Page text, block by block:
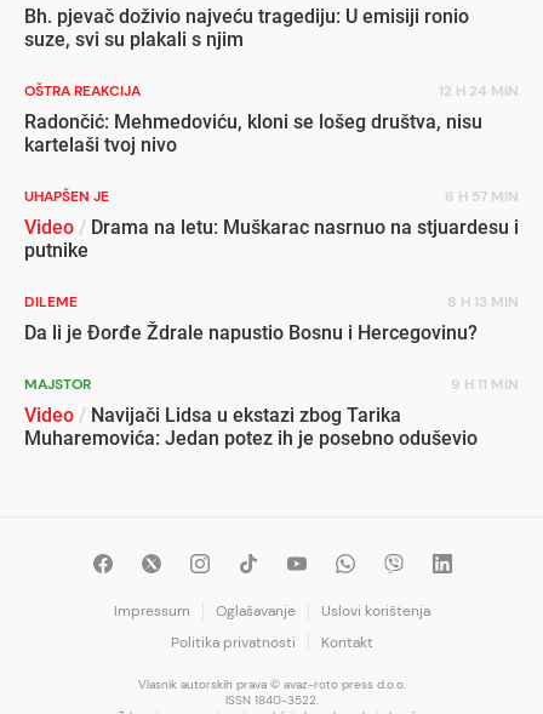
Bh. pjevač doživio najveću tragediju: U emisiji ronio
suze, svi su plakali s njim
OŠTRA REAKCIJA 12 H 24 MIN
Radončić: Mehmedoviću, kloni se lošeg društva, nisu
kartelaši tvoj nivo
UHAPŠEN JE 6 H 57 MIN
Video / Drama na letu: Muškarac nasrnuo na stjuardesu i
putnike
DILEME 8 H 13 MIN
Da li je Đorđe Ždrale napustio Bosnu i Hercegovinu?
MAJSTOR 9 H 11 MIN
Video / Navijači Lidsa u ekstazi zbog Tarika
Muharemovića: Jedan potez ih je posebno oduševio
Impressum Oglašavanje
Uslovi korištenja
Politika privatnosti
Kontakt
Vlasnik autorskih prava © avaz-roto press d.o.o.
ISSN 1840-3522.